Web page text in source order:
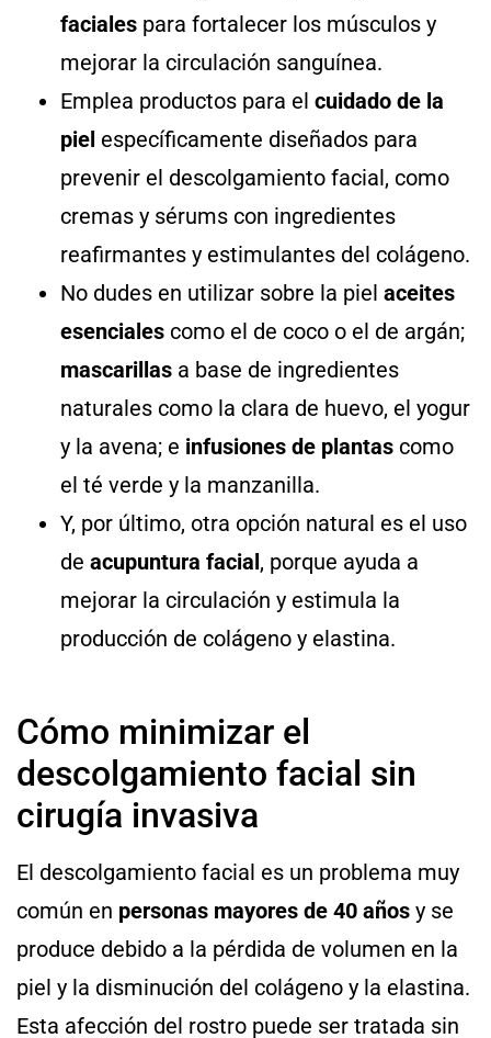
faciales para fortalecer los músculos y
mejorar la circulación sanguínea.
Emplea productos para el cuidado de la
piel específicamente diseñados para
prevenir el descolgamiento facial, como
cremas y sérums con ingredientes
reafirmantes y estimulantes del colágeno.
No dudes en utilizar sobre la piel aceites
esenciales como el de coco o el de argán;
mascarillas a base de ingredientes
naturales como la clara de huevo, el yogur
y la avena; e infusiones de plantas como
el té verde y la manzanilla.
Y, por último, otra opción natural es el uso
de acupuntura facial, porque ayuda a
mejorar la circulación y estimula la
producción de colágeno y elastina.
Cómo minimizar el
descolgamiento facial sin
cirugía invasiva
El descolgamiento facial es un problema muy
común en personas mayores de 40 años y se
produce debido a la pérdida de volumen en la
piel y la disminución del colágeno y la elastina.
Esta afección del rostro puede ser tratada sin